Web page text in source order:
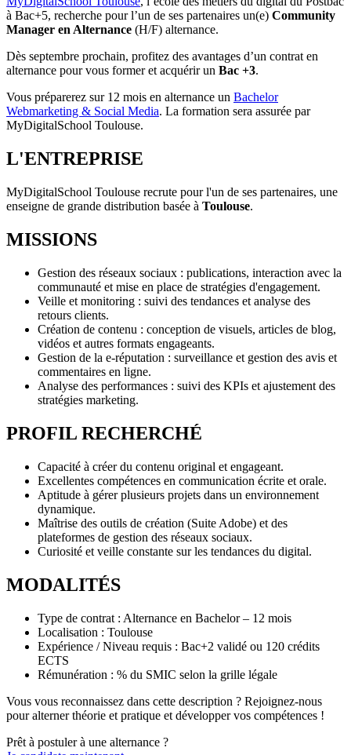
à Bac+5, recherche pour l’un de ses partenaires un(e) Community
Manager en Alternance (H/F) alternance.
Dès septembre prochain, profitez des avantages d’un contrat en
alternance pour vous former et acquérir un Bac +3.
Vous préparerez sur 12 mois en alternance un Bachelor
Webmarketing & Social Media. La formation sera assurée par
MyDigitalSchool Toulouse.
L'ENTREPRISE
MyDigitalSchool Toulouse recrute pour l'un de ses partenaires, une
enseigne de grande distribution basée à Toulouse.
MISSIONS
Gestion des réseaux sociaux : publications, interaction avec la
communauté et mise en place de stratégies d'engagement.
Veille et monitoring : suivi des tendances et analyse des
retours clients.
Création de contenu : conception de visuels, articles de blog,
vidéos et autres formats engageants.
Gestion de la e-réputation : surveillance et gestion des avis et
commentaires en ligne.
Analyse des performances : suivi des KPIs et ajustement des
stratégies marketing.
PROFIL RECHERCHÉ
Capacité à créer du contenu original et engageant.
Excellentes compétences en communication écrite et orale.
Aptitude à gérer plusieurs projets dans un environnement
dynamique.
Maîtrise des outils de création (Suite Adobe) et des
plateformes de gestion des réseaux sociaux.
Curiosité et veille constante sur les tendances du digital.
MODALITÉS
Type de contrat : Alternance en Bachelor – 12 mois
Localisation : Toulouse
Expérience / Niveau requis : Bac+2 validé ou 120 crédits
ECTS
Rémunération : % du SMIC selon la grille légale
Vous vous reconnaissez dans cette description ? Rejoignez-nous
pour alterner théorie et pratique et développer vos compétences !
Prêt à postuler à une alternance ?